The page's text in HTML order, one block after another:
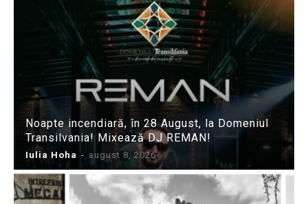
Noapte incendiară, în 28 August, la Domeniul
Transilvania! Mixează DJ REMAN!
Iulia Hoha - august 8, 2026